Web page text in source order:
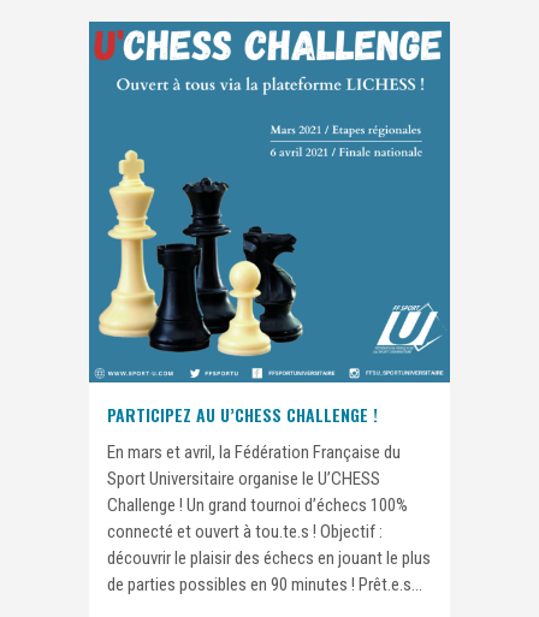
PARTICIPEZ AU U’CHESS CHALLENGE !
En mars et avril, la Fédération Française du
Sport Universitaire organise le U’CHESS
Challenge ! Un grand tournoi d’échecs 100%
connecté et ouvert à tou.te.s ! Objectif :
découvrir le plaisir des échecs en jouant le plus
de parties possibles en 90 minutes ! Prêt.e.s...